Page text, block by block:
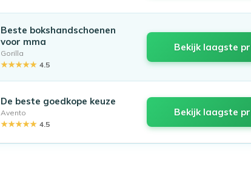
Beste bokshandschoenen
voor mma
Gorilla
★★★★★ 4.5
Bekijk laagste
De beste goedkope keuze
Avento
★★★★★ 4.5
Bekijk laagste